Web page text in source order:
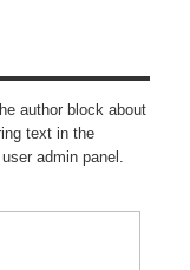
author block about
text in the
admin panel.